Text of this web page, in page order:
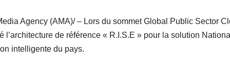
Agency (AMA)/ – Lors du sommet Global Public Sector
de référence « R.I.S.E » pour la solution National
intelligente du pays.